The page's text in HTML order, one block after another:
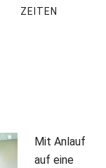
ZEITEN
Mit Anlauf
auf eine